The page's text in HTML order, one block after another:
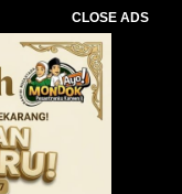
CLOSE ADS